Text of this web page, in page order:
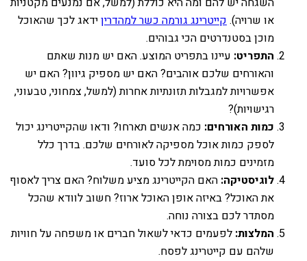
או שרויה).קייטרינג גורמה כשר למהדריןידאג לכך שהאוכל
מוכן בסטנדרטים הכי גבוהים.
התפריט: עיינו בתפריט המוצע. האם יש מנות שאתם
והאורחים שלכם אוהבים? האם יש מספיק גיוון? האם יש
אפשרויות למגבלות תזונתיות אחרות (למשל, צמחוני, טבעוני,
רגישויות)?
כמות האורחים: כמה אנשים תארחו? ודאו שהקייטרינג יכול
לספק כמות אוכל מספיקה לאורחים שלכם. בדרך כלל
מזמינים כמות מסוימת לכל סועד.
לוגיסטיקה: האם הקייטרינג מציע משלוח? האם צריך לאסוף
את האוכל? באיזה אופן האוכל ארוז? חשוב לוודא שהכל
מסתדר לכם בצורה נוחה.
המלצות: לפעמים כדאי לשאול חברים או משפחה על חוויות
שלהם עם קייטרינג לפסח.